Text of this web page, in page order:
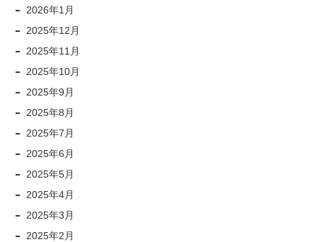
2026年1月
2025年12月
2025年11月
2025年10月
2025年9月
2025年8月
2025年7月
2025年6月
2025年5月
2025年4月
2025年3月
2025年2月